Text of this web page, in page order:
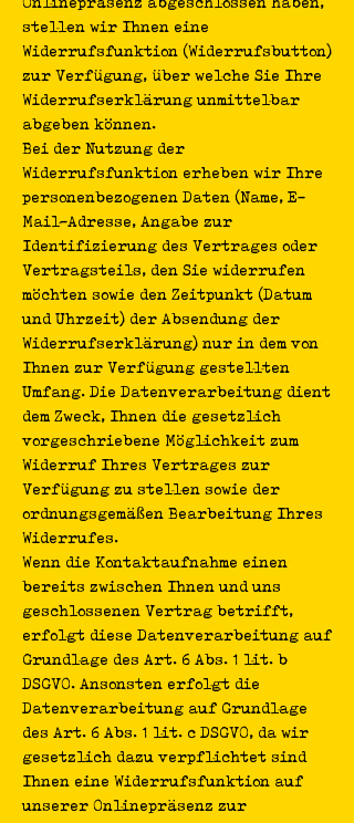
stellen wir Ihnen eine
Widerrufsfunktion (Widerrufsbutton)
zur Verfügung, über welche Sie Ihre
Widerrufserklärung unmittelbar
abgeben können.
Bei der Nutzung der
Widerrufsfunktion erheben wir Ihre
personenbezogenen Daten (Name, E-
Mail-Adresse, Angabe zur
Identifizierung des Vertrages oder
Vertragsteils, den Sie widerrufen
möchten sowie den Zeitpunkt (Datum
und Uhrzeit) der Absendung der
Widerrufserklärung) nur in dem von
Ihnen zur Verfügung gestellten
Umfang. Die Datenverarbeitung dient
dem Zweck, Ihnen die gesetzlich
vorgeschriebene Möglichkeit zum
Widerruf Ihres Vertrages zur
Verfügung zu stellen sowie der
ordnungsgemäßen Bearbeitung Ihres
Widerrufes.
Wenn die Kontaktaufnahme einen
bereits zwischen Ihnen und uns
geschlossenen Vertrag betrifft,
erfolgt diese Datenverarbeitung auf
Grundlage des Art. 6 Abs. 1 lit. b
DSGVO. Ansonsten erfolgt die
Datenverarbeitung auf Grundlage
des Art. 6 Abs. 1 lit. c DSGVO, da wir
gesetzlich dazu verpflichtet sind
Ihnen eine Widerrufsfunktion auf
unserer Onlinepräsenz zur